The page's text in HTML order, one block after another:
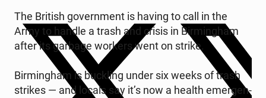
The British go­vern­ment is having to call in the
Army to handle a trash and crisis in Bir­ming­ham
after its garbage workers went on strike.
Bir­ming­ham is buc­kling under six weeks of trash
strikes — and locals say it’s now a health emer­gen­